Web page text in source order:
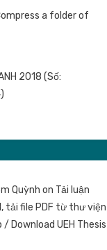
a folder of
2018 (Số:
Quỳnh on Tải luận
tải file PDF từ thư viện
Download UEH Thesis